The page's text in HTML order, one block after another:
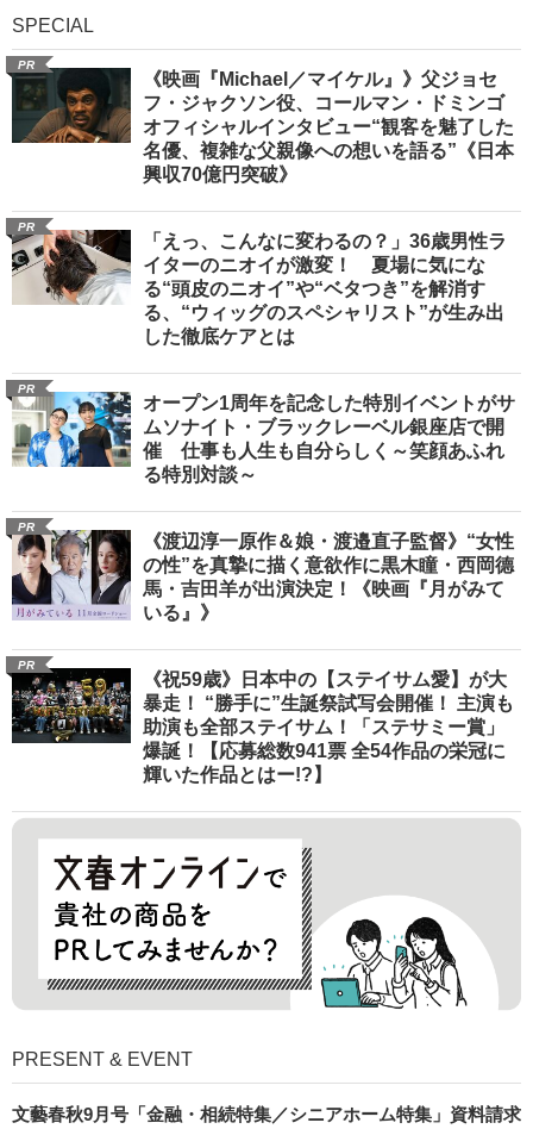
SPECIAL
PR
《映画『Michael／マイケル』》父ジョセ
フ・ジャクソン役、コールマン・ドミンゴ
オフィシャルインタビュー“観客を魅了した
名優、複雑な父親像への想いを語る”《日本
興収70億円突破》
PR
「えっ、こんなに変わるの？」36歳男性ラ
イターのニオイが激変！ 夏場に気にな
る“頭皮のニオイ”や“ベタつき”を解消す
る、“ウィッグのスペシャリスト”が生み出
した徹底ケアとは
PR
オープン1周年を記念した特別イベントがサ
ムソナイト・ブラックレーベル銀座店で開
催 仕事も人生も自分らしく～笑顔あふれ
る特別対談～
PR
《渡辺淳一原作＆娘・渡邉直子監督》“女性
の性”を真摯に描く意欲作に黒木瞳・西岡德
馬・吉田羊が出演決定！《映画『月がみて
いる』》
PR
《祝59歳》日本中の【ステイサム愛】が大
暴走！ “勝手に”生誕祭試写会開催！ 主演も
助演も全部ステイサム！「ステサミー賞」
爆誕！【応募総数941票 全54作品の栄冠に
輝いた作品とはー!?】
PRESENT & EVENT
文藝春秋9月号「金融・相続特集／シニアホーム特集」資料請求